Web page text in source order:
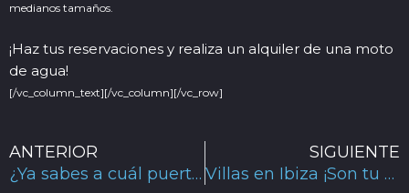
medianos tamaños.
¡Haz tus reservaciones y realiza un alquiler de una moto
de agua!
[/vc_column_text][/vc_column][/vc_row]
Ant
ANTERIOR
¿Ya sabes a cuál puerto de Ibiza reservar tu embarcación’?
SIGUIENTE
Villas en Ibiza ¡Son tu mejor opción!